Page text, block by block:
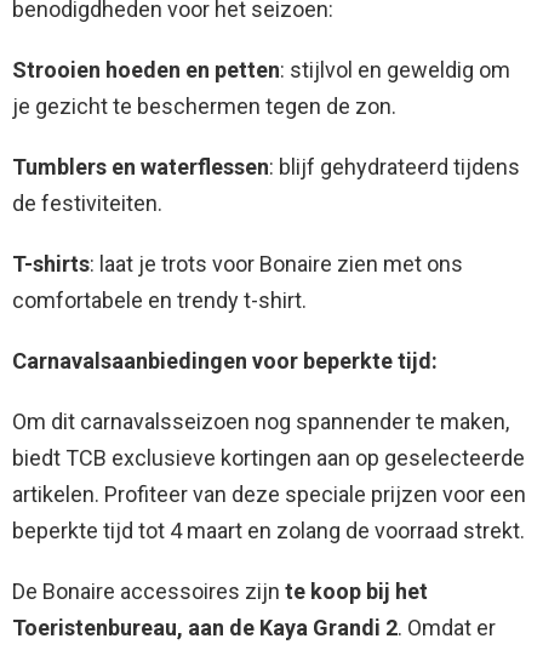
benodigdheden voor het seizoen:
Strooien hoeden en petten: stijlvol en geweldig om
je gezicht te beschermen tegen de zon.
Tumblers en waterflessen: blijf gehydrateerd tijdens
de festiviteiten.
T-shirts: laat je trots voor Bonaire zien met ons
comfortabele en trendy t-shirt.
Carnavalsaanbiedingen voor beperkte tijd:
Om dit carnavalsseizoen nog spannender te maken,
biedt TCB exclusieve kortingen aan op geselecteerde
artikelen. Profiteer van deze speciale prijzen voor een
beperkte tijd tot 4 maart en zolang de voorraad strekt.
De Bonaire accessoires zijn te koop bij het
Toeristenbureau, aan de Kaya Grandi 2. Omdat er